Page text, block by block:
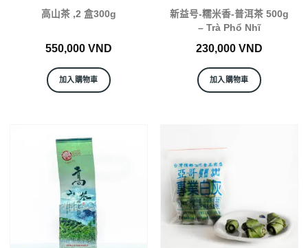
高山茶 ,2 盒300g
550,000 VND
加入購物車
新益号-糯米香-普洱茶 500g
– Trà Phổ Nhĩ
230,000 VND
加入購物車